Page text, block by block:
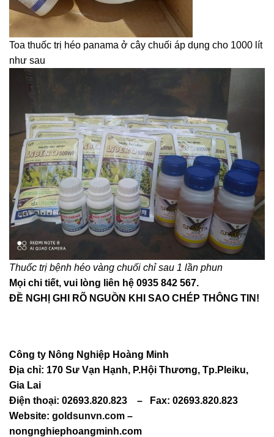
Toa thuốc trị héo panama ở cây chuối áp dụng cho 1000 lít
như sau
Thuốc trị bệnh héo vàng chuối chỉ sau 1 lần phun
Mọi chi tiết, vui lòng liên hệ 0935 842 567.
ĐỀ NGHỊ GHI RÕ NGUỒN KHI SAO CHÉP THÔNG TIN!
Công ty Nông Nghiệp Hoàng Minh
Địa chỉ: 170 Sư Vạn Hạnh, P.Hội Thương, Tp.Pleiku,
Gia Lai
Điện thoại: 02693.820.823 –
Fax: 02693.820.823
Website: goldsunvn.com –
nongnghiephoangminh.com